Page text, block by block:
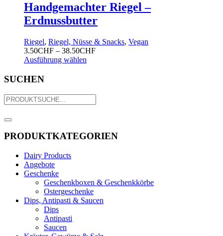
Handgemachter Riegel –
Erdnussbutter
Riegel, Riegel, Nüsse & Snacks, Vegan
3.50CHF – 38.50CHF
Ausführung wählen
SUCHEN
PRODUKTKATEGORIEN
Dairy Products
Angebote
Geschenke
Geschenkboxen & Geschenkkörbe
Ostergeschenke
Dips, Antipasti & Saucen
Dips
Antipasti
Saucen